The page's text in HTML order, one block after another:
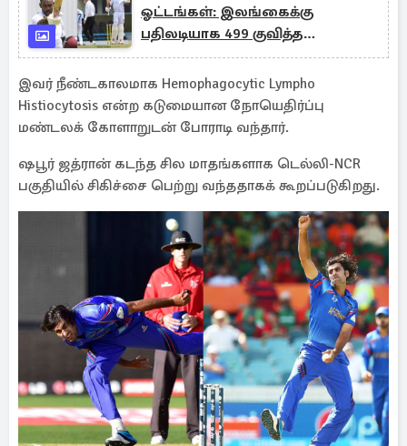
ஓட்டங்கள்: இலங்கைக்கு
பதிலடியாக 499 குவித்த
மே.தீவுகள்
இவர் நீண்டகாலமாக Hemophagocytic Lympho
Histiocytosis என்ற கடுமையான நோயெதிர்ப்பு
மண்டலக் கோளாறுடன் போராடி வந்தார்.
ஷபூர் ஜத்ரான் கடந்த சில மாதங்களாக டெல்லி-NCR
பகுதியில் சிகிச்சை பெற்று வந்ததாகக் கூறப்படுகிறது.